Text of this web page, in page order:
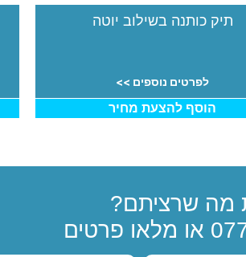
תיק כותנה בשילוב יוטה
לפרטים נוספים >>
הוסף להצעת מחיר
שרציתם?
או מלאו פרטים